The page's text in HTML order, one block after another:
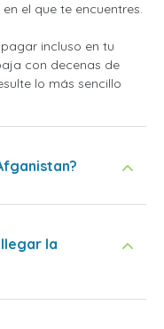
el que te encuentres.
incluso en tu
con decenas de
lo más sencillo
la